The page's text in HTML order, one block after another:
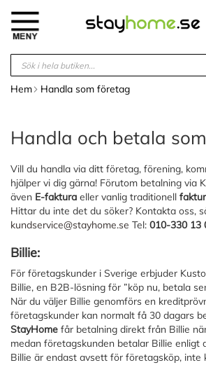
innehållet
Hem Handla som företag
Handla och betala
Vill du handla via ditt företag, förening,
hjälper vi dig gärna! Förutom betalning via
även E-faktura eller vanlig traditionell
Hittar du inte det du söker? Kontakta oss,
kundservice@stayhome.se Tel: 010-330 13
Billie:
För företagskunder i Sverige erbjuder
Billie, en B2B-lösning för ”köp nu, betala
När du väljer Billie genomförs en
företagskunder kan normalt få 30 dagars
StayHome får betalning direkt från Billie
medan företagskunden betalar Billie enligt
Billie är endast avsett för företagsköp, inte